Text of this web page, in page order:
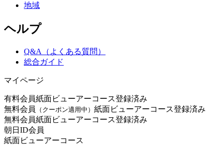
地域
ヘルプ
Q&A（よくある質問）
総合ガイド
マイページ
有料会員紙面ビューアーコース登録済み
無料会員
（クーポン適用中） 紙面ビューアーコース登録済み
無料会員紙面ビューアーコース登録済み
朝日ID会員
紙面ビューアーコース